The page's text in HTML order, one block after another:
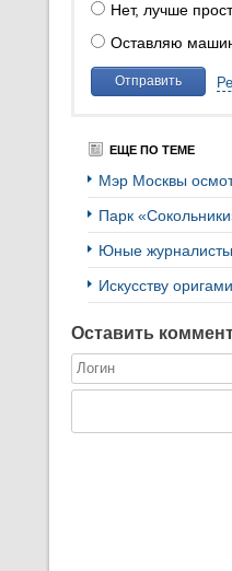
Нет, лучше
Оставляю
Отправить
ЕЩЕ ПО ТЕМЕ
Мэр Москвы
Парк
Юные журналисты
Искусству
Оставить